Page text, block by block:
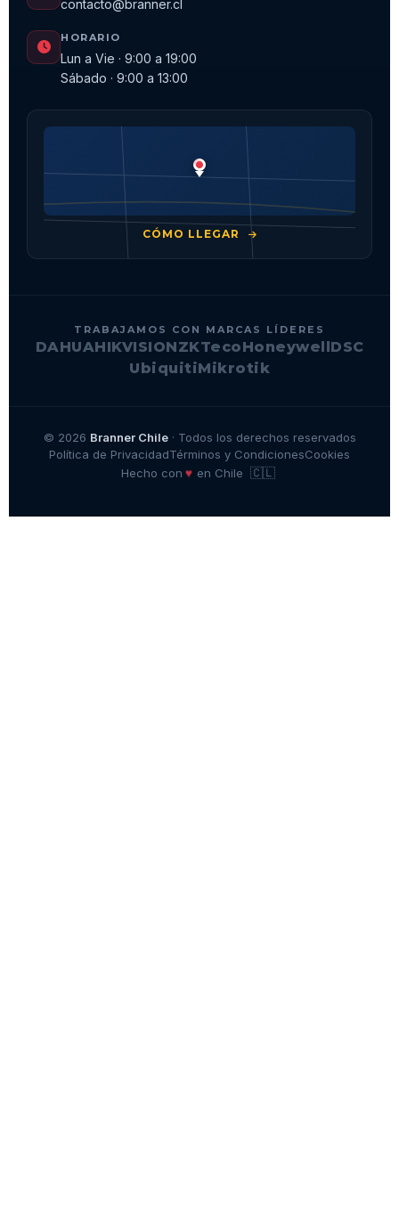
contacto@branner.cl
HORARIO
Lun a Vie · 9:00 a 19:00
Sábado · 9:00 a 13:00
CÓMO LLEGAR
TRABAJAMOS CON MARCAS LÍDERES
DAHUAHIKVISIONZKTecoHoneywellDSC
UbiquitiMikrotik
© 2026 Branner Chile· Todos los derechos reservados
Política de PrivacidadTérminos y CondicionesCookies
Hecho con♥ en Chile 🇨🇱